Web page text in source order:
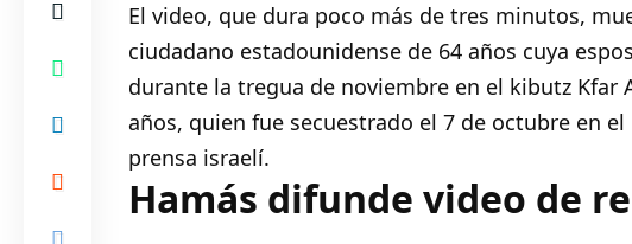
El video, que dura poco más de tres minutos,
ciudadano estadounidense de 64 años cuya
durante la tregua de noviembre en el kibutz Kfar
años, quien fue secuestrado el 7 de octubre en
prensa israelí.
Hamás difunde video de